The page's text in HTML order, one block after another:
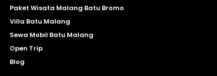
Paket Wisata Malang Batu Bromo
Villa Batu Malang
Sewa Mobil Batu Malang
Open Trip
Blog